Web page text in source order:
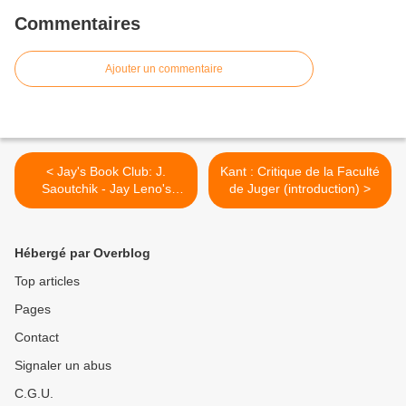
Commentaires
Ajouter un commentaire
< Jay's Book Club: J.
Saoutchik - Jay Leno's
Garage
Kant : Critique de la Faculté
de Juger (introduction) >
Hébergé par Overblog
Top articles
Pages
Contact
Signaler un abus
C.G.U.